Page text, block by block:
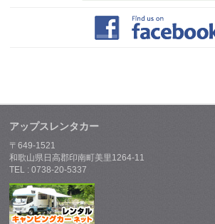
アップスレンタカー
〒649-1521
和歌山県日高郡印南町美里1264-11
TEL : 0738-20-5337